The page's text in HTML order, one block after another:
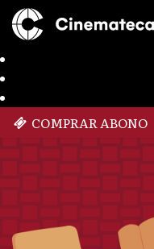
COMPRAR ABONO